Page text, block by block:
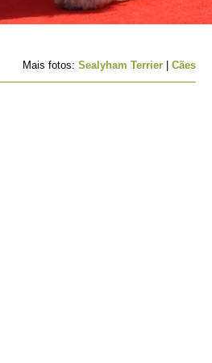
Mais fotos: Sealyham Terrier Cães